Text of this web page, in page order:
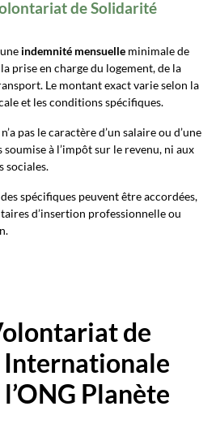
de Solidarité
indemnité mensuelle minimale de
prise en charge du logement, de la
Le montant exact varie selon la
et les conditions spécifiques.
pas le caractère d’un salaire ou d’une
soumise à l’impôt sur le revenu, ni aux
sociales.
spécifiques peuvent être accordées,
d’insertion professionnelle ou
de
Planète